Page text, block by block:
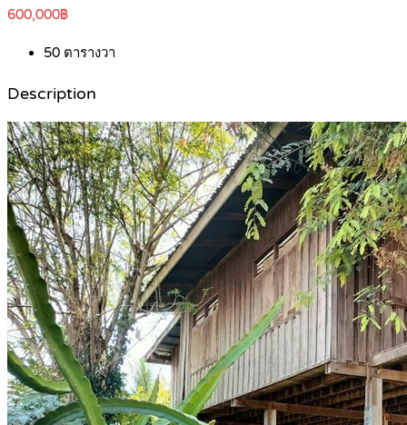
600,000฿
50 ตารางวา
Description